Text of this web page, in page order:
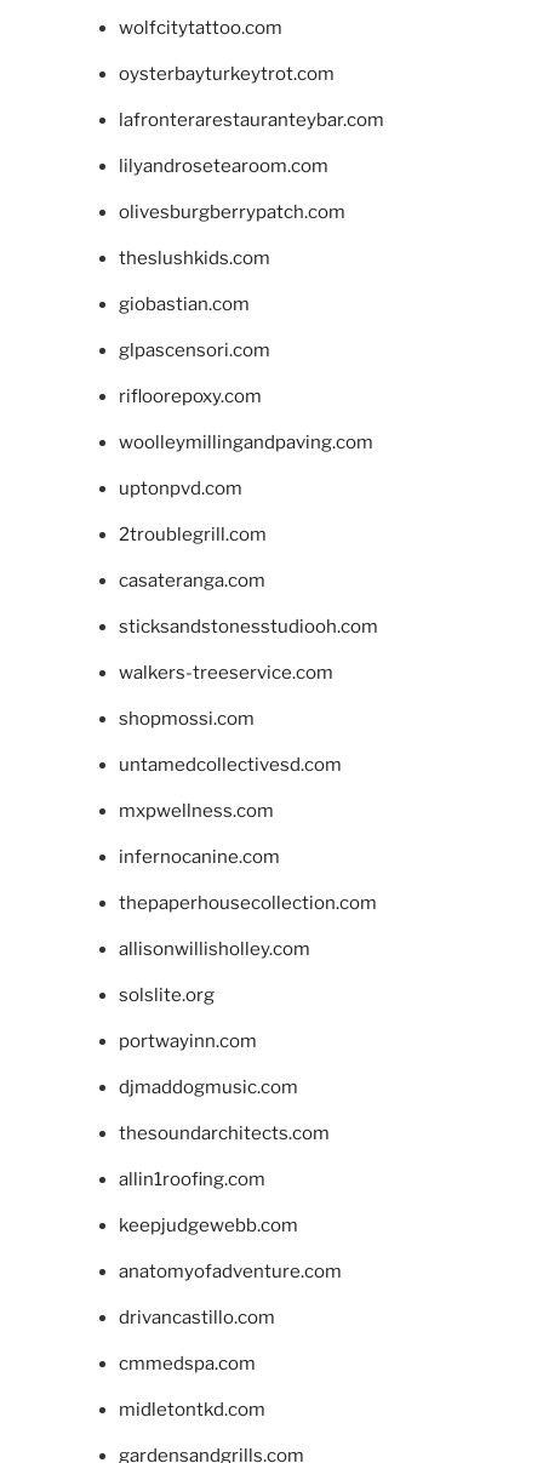
wolfcitytattoo.com
oysterbayturkeytrot.com
lafronterarestauranteybar.com
lilyandrosetearoom.com
olivesburgberrypatch.com
theslushkids.com
giobastian.com
glpascensori.com
rifloorepoxy.com
woolleymillingandpaving.com
uptonpvd.com
2troublegrill.com
casateranga.com
sticksandstonesstudiooh.com
walkers-treeservice.com
shopmossi.com
untamedcollectivesd.com
mxpwellness.com
infernocanine.com
thepaperhousecollection.com
allisonwillisholley.com
solslite.org
portwayinn.com
djmaddogmusic.com
thesoundarchitects.com
allin1roofing.com
keepjudgewebb.com
anatomyofadventure.com
drivancastillo.com
cmmedspa.com
midletontkd.com
gardensandgrills.com